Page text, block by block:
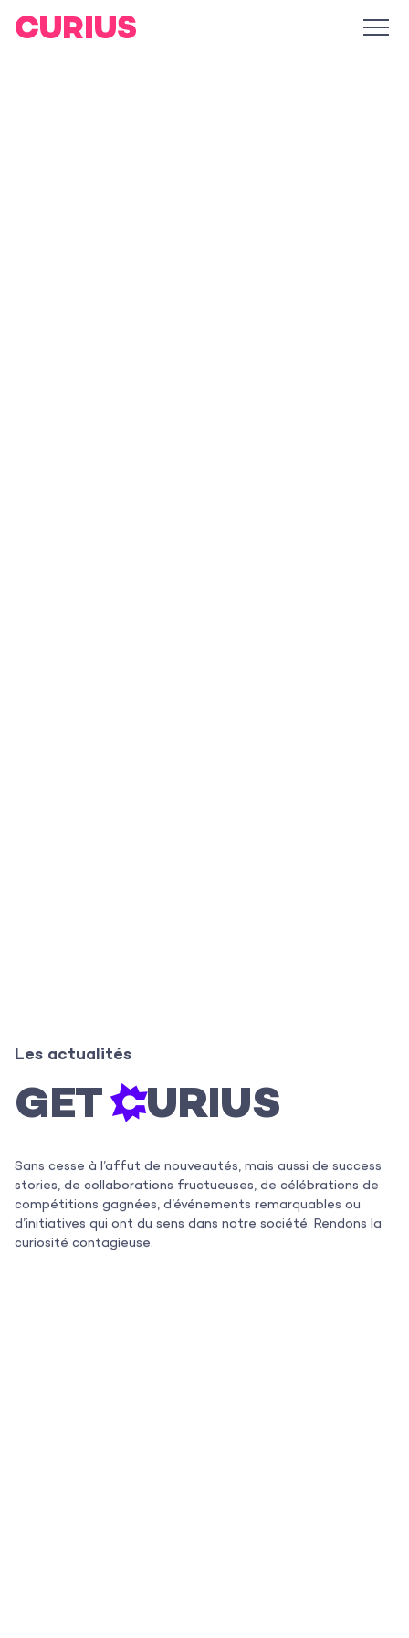
L’agence
Les projets
Les actualités
L’équipe
Les actualités
GETC
URIUS
Sans cesse à l’affut de nouveautés, mais aussi de success
stories, de collaborations fructueuses, de célébrations de
compétitions gagnées, d’événements remarquables ou
d’initiatives qui ont du sens dans notre société. Rendons la
curiosité contagieuse.